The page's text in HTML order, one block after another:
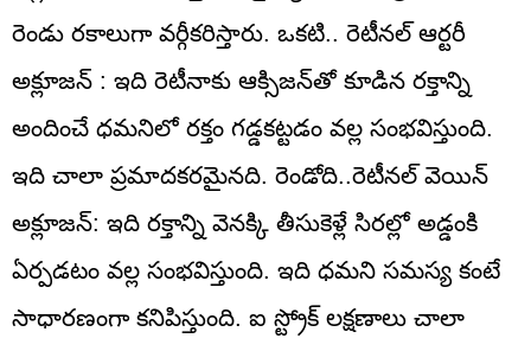
రెండు రకాలుగా వర్గీకరిస్తారు. ఒకటి.. రెటీనల్ ఆర్టరీ
అక్లూజన్ : ఇది రెటీనాకు ఆక్సిజన్‌తో కూడిన రక్తాన్ని
అందించే ధమనిలో రక్తం గడ్డకట్టడం వల్ల సంభవిస్తుంది.
ఇది చాలా ప్రమాదకరమైనది. రెండోది..రెటీనల్ వెయిన్
అక్లూజన్: ఇది రక్తాన్ని వెనక్కి తీసుకెళ్లే సిరల్లో అడ్డంకి
ఏర్పడటం వల్ల సంభవిస్తుంది. ఇది ధమని సమస్య కంటే
సాధారణంగా కనిపిస్తుంది. ఐ స్ట్రోక్ లక్షణాలు చాలా